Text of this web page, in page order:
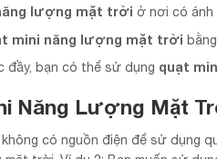
lượng mặt trời ở nơi có ánh
mini năng lượng mặt trời
đầy, bạn có thể sử dụng quạt
Năng Lượng Mặt
có nguồn điện để sử dụng